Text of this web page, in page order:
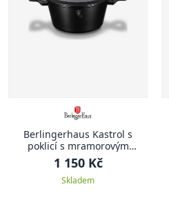
Berlingerhaus Kastrol s
poklicí s mramorovým
povrchem 20 cm Black Rose
Collection
1 150 Kč
Skladem